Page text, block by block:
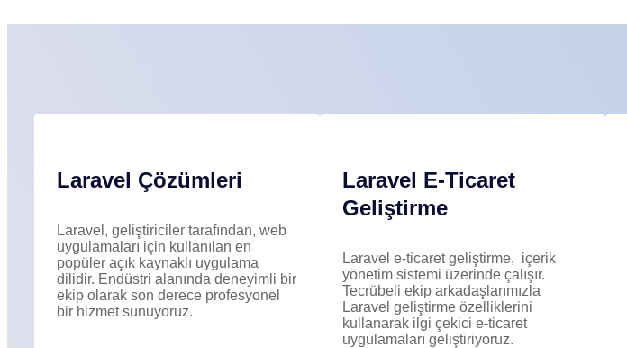
Laravel Çözümleri
Laravel, geliştiriciler tarafından, web
uygulamaları için kullanılan en
popüler açık kaynaklı uygulama
dilidir. Endüstri alanında deneyimli bir
ekip olarak son derece profesyonel
bir hizmet sunuyoruz.
Laravel E-Ticaret
Geliştirme
Laravel e-ticaret geliştirme, içerik
yönetim sistemi üzerinde çalışır.
Tecrübeli ekip arkadaşlarımızla
Laravel geliştirme özelliklerini
kullanarak ilgi çekici e-ticaret
uygulamaları geliştiriyoruz.